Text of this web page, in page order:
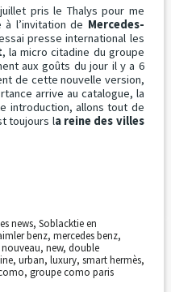
pris le Thalys pour me
l’invitation de Mercedes-
presse international les
, la micro citadine du groupe
aux goûts du jour il y a 6
de cette nouvelle version,
arrive au catalogue, la
introduction, allons tout de
toujours la reine des villes
news, Soblacktie en
benz,mercedes benz,
nouveau, new, double
, urban, luxury, smart hermès,
, groupe como paris